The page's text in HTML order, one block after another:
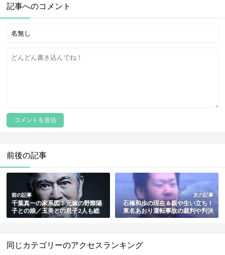
記事へのコメント
前後の記事
前の記事
千葉真一の家系図！元嫁の野際陽
子との娘／玉美との息子2人も総
まとめ
次の記事
石橋和歩の現在＆親や生い立ち！
東名あおり運転事故の裁判や判決
も総まとめ
同じカテゴリーのアクセスランキング